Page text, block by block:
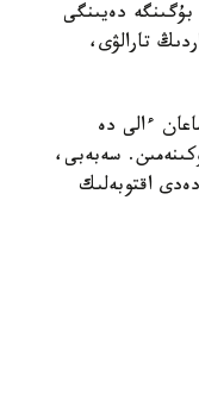
دەيىنگى
تارالۋى،
ءالى دە
سەبەبى،
اقتوبەلىك